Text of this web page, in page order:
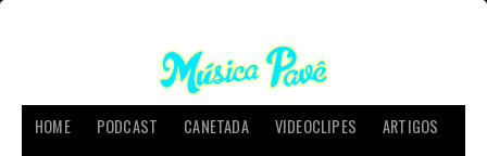
HOME PODCAST CANETADA VIDEOCLIPES
ARTIGOS